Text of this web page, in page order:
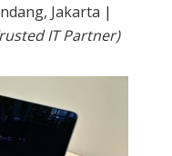
Jakarta |
IT Partner)